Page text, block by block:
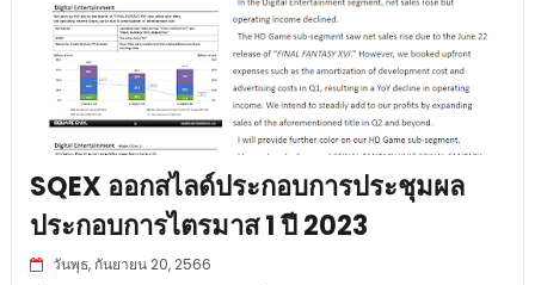
SQEX ออกสไลด์ประกอบการประชุมผล
ประกอบการไตรมาส 1 ปี 2023
วันพุธ, กันยายน 20, 2566